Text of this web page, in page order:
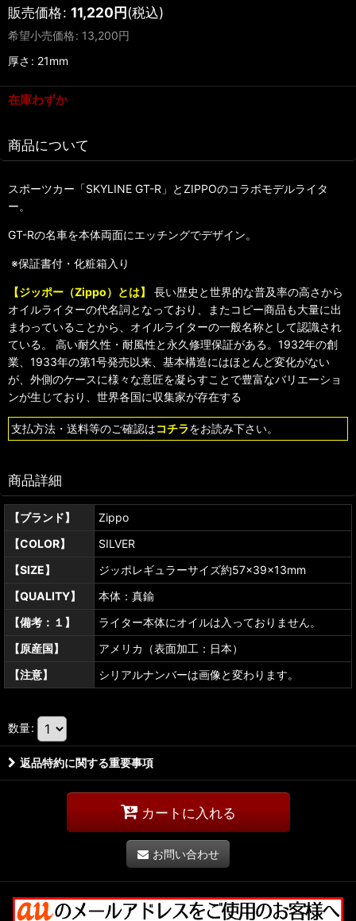
販売価格: 11,220円(税込)
希望小売価格: 13,200円
厚さ : 21mm
在庫わずか
商品について
スポーツカー「SKYLINE GT-R」とZIPPOのコラボモデルライタ
ー。
GT-Rの名車を本体両面にエッチングでデザイン。
※保証書付・化粧箱入り
【ジッポー（Zippo）とは】
長い歴史と世界的な普及率の高さから
オイルライターの代名詞となっており、またコピー商品も大量に出
まわっていることから、オイルライターの一般名称として認識され
ている。 高い耐久性・耐風性と永久修理保証がある。1932年の創
業、1933年の第1号発売以来、基本構造にはほとんど変化がない
が、外側のケースに様々な意匠を凝らすことで豊富なバリエーショ
ンが生じており、世界各国に収集家が存在する
支払方法・送料等のご確認はコチラをお読み下さい。
商品詳細
【ブランド】
Zippo
【COLOR】
SILVER
【SIZE】
ジッポレギュラーサイズ約57×39×13mm
【QUALITY】
本体：真鍮
【備考：１】
ライター本体にオイルは入っておりません。
【原産国】
アメリカ（表面加工：日本）
【注意】
シリアルナンバーは画像と変わります。
数量:
返品特約に関する重要事項
カートに入れる
お問い合わせ